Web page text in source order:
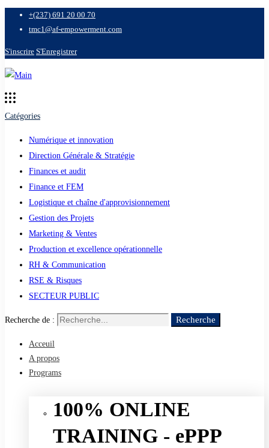
+(237) 691 20 00 70
tmc1@af-empowerment.com
S'inscrire S'Enregistrer
Catégories
Numérique et innovation
Direction Générale & Stratégie
Finances et audit
Finance et FEM
Logistique et chaîne d'approvisionnement
Gestion des Projets
Marketing & Ventes
Production et excellence opérationnelle
RH & Communication
RSE & Risques
SECTEUR PUBLIC
Recherche de : Recherche
Acceuil
A propos
Programs
100% ONLINE
TRAINING - ePPP